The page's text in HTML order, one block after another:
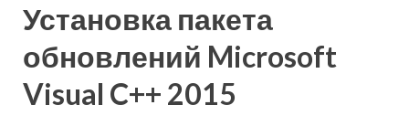
Установка пакета
обновлений Microsoft
Visual C++ 2015